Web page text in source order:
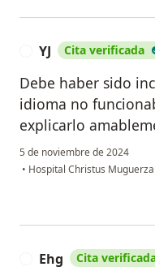
YJ Cita verificada
Debe haber sido
idioma no
explicarlo
5 de noviembre de 2024
• Hospital Christus
Ehg Cita